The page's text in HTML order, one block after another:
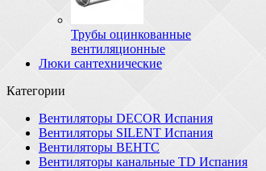
Трубы оцинкованные
вентиляционные
Люки сантехнические
Категории
Вентиляторы DECOR Испания
Вентиляторы SILENT Испания
Вентиляторы ВЕНТС
Вентиляторы канальные TD Испания